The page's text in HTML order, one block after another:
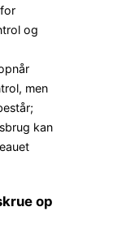
og
men
kan
op